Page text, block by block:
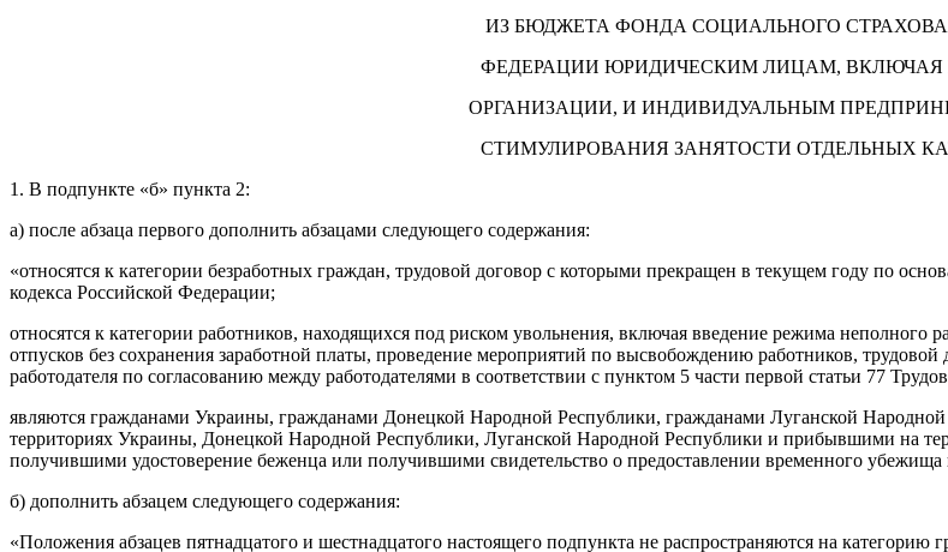
ИЗ БЮДЖЕТА ФОНДА СОЦИАЛЬНОГО
ФЕДЕРАЦИИ ЮРИДИЧЕСКИМ ЛИЦАМ, ВКЛЮЧАЯ
ОРГАНИЗАЦИИ, И ИНДИВИДУАЛЬНЫМ
СТИМУЛИРОВАНИЯ ЗАНЯТОСТИ ОТДЕЛЬНЫХ
1. В подпункте «б» пункта 2:
а) после абзаца первого дополнить абзацами следующего содержания:
«относятся к категории безработных граждан, трудовой договор с которыми прекращен в текущем году по
кодекса Российской Федерации;
относятся к категории работников, находящихся под риском увольнения, включая введение режима неполного
отпусков без сохранения заработной платы, проведение мероприятий по высвобождению работников,
работодателя по согласованию между работодателями в соответствии с пунктом 5 части первой статьи 77
являются гражданами Украины, гражданами Донецкой Народной Республики, гражданами Луганской
территориях Украины, Донецкой Народной Республики, Луганской Народной Республики и прибывшими на
получившими удостоверение беженца или получившими свидетельство о предоставлении временного
б) дополнить абзацем следующего содержания:
«Положения абзацев пятнадцатого и шестнадцатого настоящего подпункта не распространяются на категорию